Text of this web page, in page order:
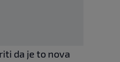
da je to nova